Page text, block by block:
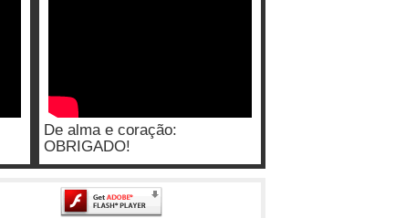
De alma e coração:
OBRIGADO!